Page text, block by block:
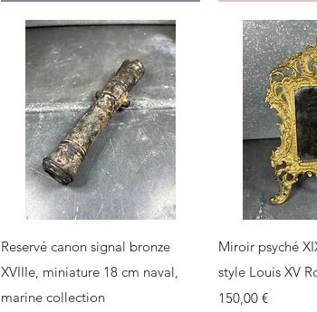
Aperçu rapide
Reservé canon signal bronze
XVIIIe, miniature 18 cm naval,
marine collection
Miroir psyché
style Louis XV
Prix
150,00 €